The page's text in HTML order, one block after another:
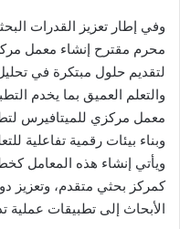
وفي إطار تعزيز القدرات
محرم مقترح إنشاء معمل
لتقديم حلول مبتكرة في
والتعلم العميق بما يخدم
معمل مركزي للميتافيرس
وبناء بيئات رقمية تفاعلية
ويأتي إنشاء هذه المعامل
كمركز بحثي متقدم، وتعزيز
الأبحاث إلى تطبيقات